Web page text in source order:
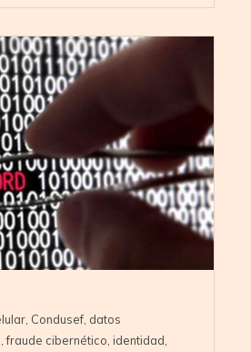
Condusef datos
,fraude cibernético identidad